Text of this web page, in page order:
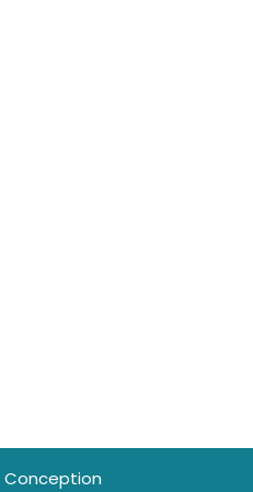
Conception